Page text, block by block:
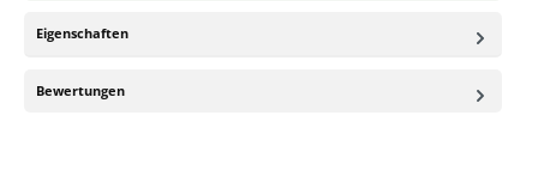
Eigenschaften
Bewertungen